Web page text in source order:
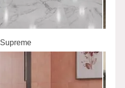
Supreme